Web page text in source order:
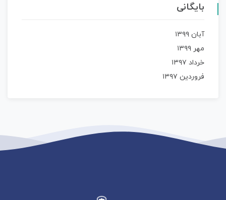
بایگانی
آبان ۱۳۹۹
مهر ۱۳۹۹
خرداد ۱۳۹۷
فروردین ۱۳۹۷